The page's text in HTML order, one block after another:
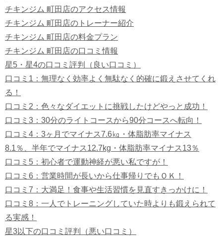
チキンジム 町田店のアクセス情報
チキンジム 町田店のトレーナー紹介
チキンジム 町田店の料金プラン
チキンジム 町田店の口コミ情報
星5・星4の口コミ評判（良い口コミ）
口コミ1：無理なく効率よく無駄なく的確に鍛えさせてくれ
る！
口コミ2：色々なダイエットに挑戦したけどやっと成功！
口コミ3：30分のライトコースから90分コースへ転向！
口コミ4：3ヶ月でマイナス7.6㎏・体脂肪率マイナス
8.1％、半年でマイナス12.7kg・体脂肪率マイナス13％
口コミ5：初心者で運動神経が悪い私ですが！
口コミ6：営業時間が長いから仕事帰りでもＯＫ！
口コミ7：大満足！食事や生活習慣を見直すきっかけに！
口コミ8：一人でトレーニングしていた時よりも鍛えられて
る実感！
星3以下の口コミ評判（悪い口コミ）